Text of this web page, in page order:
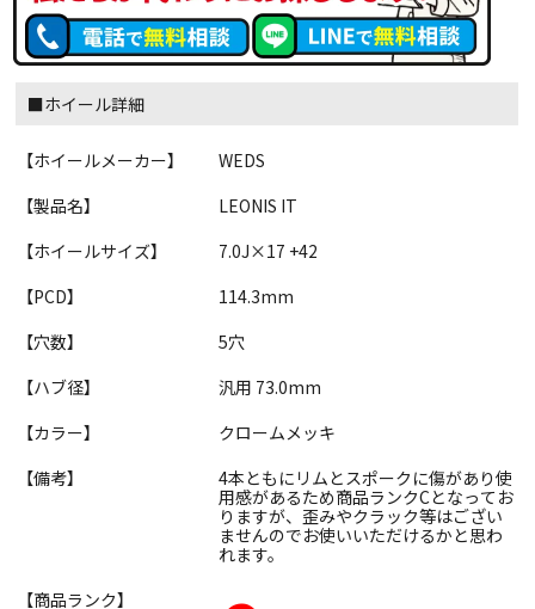
■ホイール詳細
【ホイールメーカー】
WEDS
【製品名】
LEONIS IT
【ホイールサイズ】
7.0J×17 +42
【PCD】
114.3mm
【穴数】
5穴
【ハブ径】
汎用 73.0mm
【カラー】
クロームメッキ
【備考】
4本ともにリムとスポークに傷があり使
用感があるため商品ランクCとなってお
りますが、歪みやクラック等はござい
ませんのでお使いいただけるかと思わ
れます。
【商品ランク】